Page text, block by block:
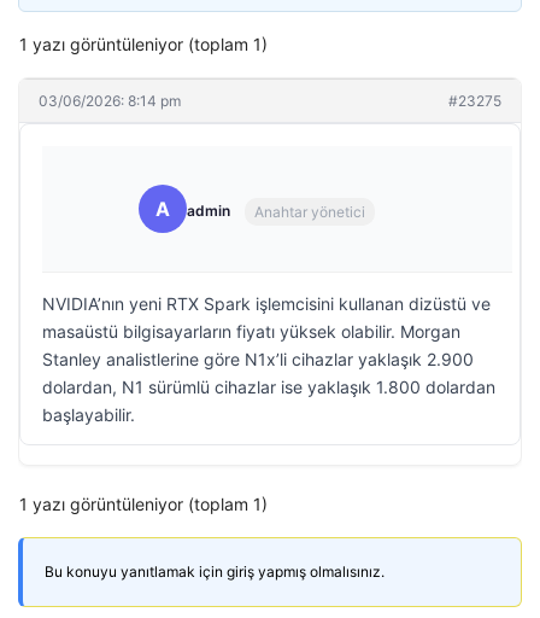
1 yazı görüntüleniyor (toplam 1)
03/06/2026: 8:14 pm #23275
A admin Anahtar yönetici
NVIDIA’nın yeni RTX Spark işlemcisini kullanan dizüstü ve
masaüstü bilgisayarların fiyatı yüksek olabilir. Morgan
Stanley analistlerine göre N1x’li cihazlar yaklaşık 2.900
dolardan, N1 sürümlü cihazlar ise yaklaşık 1.800 dolardan
başlayabilir.
1 yazı görüntüleniyor (toplam 1)
Bu konuyu yanıtlamak için giriş yapmış olmalısınız.